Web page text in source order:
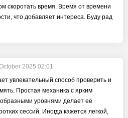
скоротать время. Время от времени
что добавляет интереса. Буду рад
2025 02:01
увлекательный способ проверить и
Простая механика с ярким
уровнями делает её
сессий. Иногда кажется легкой,